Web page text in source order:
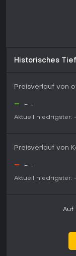
Historisches Tief
Preisverlauf von
- - -
Aktuell niedrigster:
Preisverlauf von
- - -
Aktuell niedrigster:
Auf